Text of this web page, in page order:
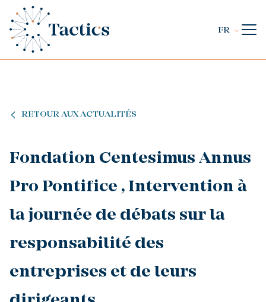
FR
RETOUR AUX ACTUALITÉS
Fondation Centesimus Annus
Pro Pontifice , Intervention à
la journée de débats sur la
responsabilité des
entreprises et de leurs